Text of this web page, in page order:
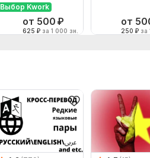
Выбор Kwork
от 500 ₽
625 ₽ за 1 000 зн.
от
250 ₽ за